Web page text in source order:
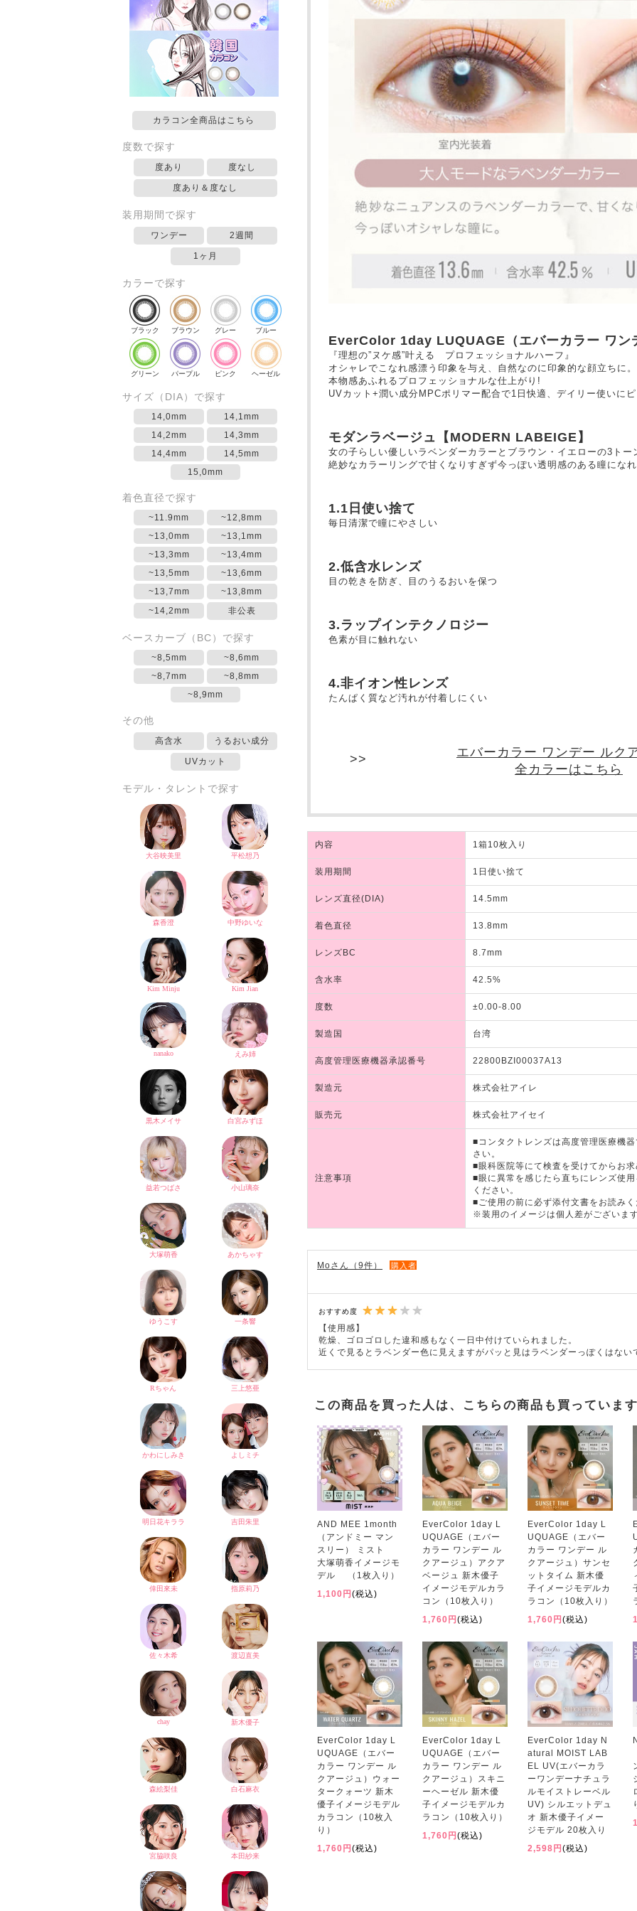
カラコン全商品はこちら
度数で探す
度あり 度なし
度あり＆度なし
装用期間で探す
ワンデー 2週間
1ヶ月
カラーで探す
ブラック ブラウン グレー ブルー
グリーン パープル ピンク ヘーゼル
サイズ（DIA）で探す
14,0mm
14,1mm
14,2mm
14,3mm
14,4mm
14,5mm
15,0mm
着色直径で探す
~11.9mm
~12,8mm
~13,0mm
~13,1mm
~13,3mm
~13,4mm
~13,5mm
~13,6mm
~13,7mm
~13,8mm
~14,2mm
非公表
ベースカーブ（BC）で探す
~8,5mm
~8,6mm
~8,7mm
~8,8mm
~8,9mm
その他
高含水 うるおい成分
UVカット
モデル・タレントで探す
EverColor 1day LUQUAGE（エバーカラー ワン
『理想の”ヌケ感”叶える プロフェッショナルハーフ』
オシャレでこなれ感漂う印象を与え、自然なのに印象的な顔立ちに。
本物感あふれるプロフェッショナルな仕上がり!
UVカット+潤い成分MPCポリマー配合で1日快適、デイリー使いに
モダンラベージュ【MODERN LABEIGE】
女の子らしい優しいラベンダーカラーとブラウン・イエローの3トー
絶妙なカラーリングで甘くなりすぎず今っぽい透明感のある瞳にな
1.1日使い捨て
毎日清潔で瞳にやさしい
2.低含水レンズ
目の乾きを防ぎ、目のうるおいを保つ
3.ラップインテクノロジー
色素が目に触れない
4.非イオン性レンズ
たんぱく質など汚れが付着しにくい
エバーカラー ワンデー ルク
全カラーはこちら
内容 1箱10枚入り
装用期間 1日使い捨て
レンズ直径(DIA) 14.5mm
着色直径 13.8mm
レンズBC 8.7mm
含水率 42.5%
度数 ±0.00-8.00
製造国 台湾
高度管理医療機器承認番号 22800BZI00037A13
製造元 株式会社アイレ
販売元 株式会社アイセイ
注意事項
■コンタクトレンズは高度管理医療機
さい。
■眼科医院等にて検査を受けてからお
■眼に異常を感じたら直ちにレンズ使
ください。
■ご使用の前に必ず添付文書をお読み
※装用のイメージは個人差がございま
Moさん（9件） 購入者
おすすめ度
【使用感】
乾燥、ゴロゴロした違和感もなく一日中付けていられました。
近くで見るとラベンダー色に見えますがパッと見はラベンダーっぽくはない
この商品を買った人は、こちらの商品も買っていま
AND MEE 1month
（アンドミー マン
スリー） ミスト
大塚萌香イメージモ
デル （1枚入り）
1,100円(税込)
EverColor 1day L
UQUAGE（エバー
カラー ワンデー ル
クアージュ）アクア
ベージュ 新木優子
イメージモデルカラ
コン（10枚入り）
1,760円(税込)
EverColor 1day L
UQUAGE（エバー
カラー ワンデー ル
クアージュ）サンセ
ットタイム 新木優
子イメージモデルカ
ラコン（10枚入り）
1,760円(税込)
EverColor 1day L
UQUAGE（エバー
カラー ワンデー ル
クアージュ）ウォー
タークォーツ 新木
優子イメージモデル
カラコン（10枚入
り）
1,760円(税込)
EverColor 1day L
UQUAGE（エバー
カラー ワンデー ル
クアージュ）スキニ
ーヘーゼル 新木優
子イメージモデルカ
ラコン（10枚入り）
1,760円(税込)
EverColor 1day N
atural MOIST LAB
EL UV(エバーカラ
ーワンデーナチュラ
ルモイストレーベル
UV) シルエットデュ
オ 新木優子イメー
ジモデル 20枚入り
2,598円(税込)